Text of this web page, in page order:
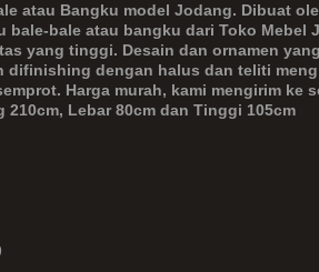
atau Bangku model Jodang. Dibuat
bale-bale atau bangku dari Toko Mebel
yang tinggi. Desain dan ornamen
difinishing dengan halus dan teliti
Harga murah, kami mengirim ke
210cm, Lebar 80cm dan Tinggi 105cm